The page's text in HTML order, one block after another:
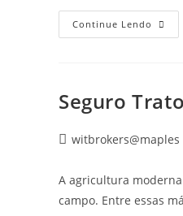
Continue Lendo
Seguro
witbrokers@maples
A agricultura
campo. Entre essas